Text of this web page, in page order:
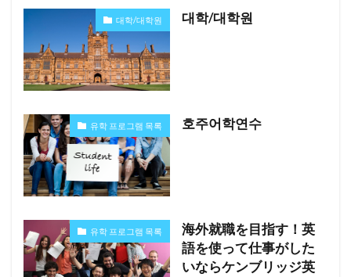
대학/대학원 대학/대학원
유학 프로그램 목록 호주어학연수
유학 프로그램 목록
海外就職を目指す！英
語を使って仕事がした
いならケンブリッジ英